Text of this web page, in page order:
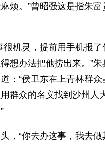
烦。”曾昭强这是指朱
机灵，提前用手机报了
想办法把他捞出来。”朱
：“侯卫东在上青林群众
群众的名义找到沙州人
“你去办这事，我去做